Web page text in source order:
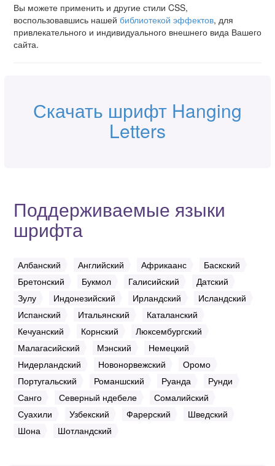
Вы можете применить и другие стили CSS,
воспользовавшись нашей библиотекой эффектов, для
привлекательного и индивидуального внешнего вида Вашего
сайта.
Скачать шрифт Hanging
Letters
Поддерживаемые языки
шрифта
Албанский Английский Африкаанс
Баскский
Бретонский
Букмол Галисийский
Датский
Зулу
Индонезийский Ирландский
Исландский
Испанский
Итальянский
Каталанский
Кечуанский
Корнский
Люксембургский
Малагасийский
Мэнский
Немецкий
Нидерландский
Новонорвежский
Оромо
Португальский
Романшский Руанда
Рунди
Санго
Северный ндебеле
Сомалийский
Суахили
Узбекский Фарерский
Шведский
Шона
Шотландский